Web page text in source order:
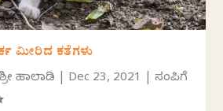
ಮೀರಿದ ಕತೆಗಳು
ಹಾಲಾಡಿ Dec 23, 2021 |ಸಂಪಿಗೆ